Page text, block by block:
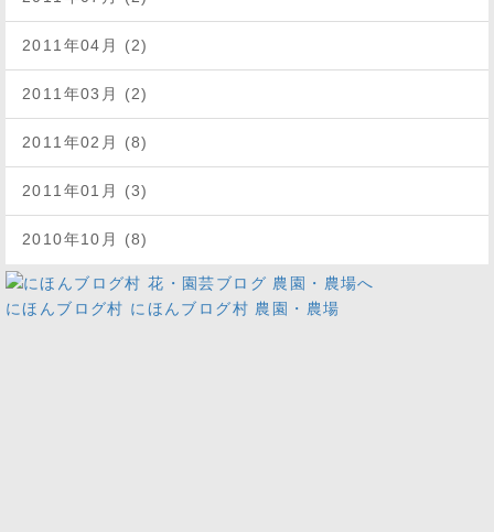
2011年04月 (2)
2011年03月 (2)
2011年02月 (8)
2011年01月 (3)
2010年10月 (8)
にほんブログ村 にほんブログ村 農園・農場